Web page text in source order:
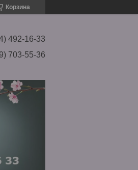
Корзина
492-16-33
703-55-36